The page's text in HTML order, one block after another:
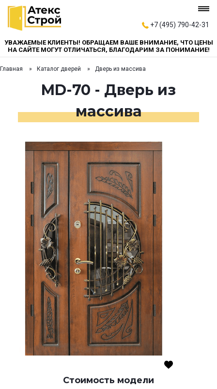
+7 (495) 790-42-31
УВАЖАЕМЫЕ КЛИЕНТЫ! ОБРАЩАЕМ ВАШЕ ВНИМАНИЕ, ЧТО ЦЕНЫ
НА САЙТЕ МОГУТ ОТЛИЧАТЬСЯ, БЛАГОДАРИМ ЗА ПОНИМАНИЕ!
Главная Каталог дверей Дверь из массива
MD-70 - Дверь из
массива
Стоимость модели